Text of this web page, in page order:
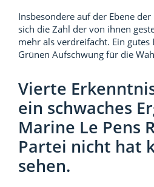
Insbesondere auf der Ebene
sich die Zahl der von ihnen
mehr als verdreifacht. Ein gutes
Grünen Aufschwung für die
Vierte
ein schwaches
Marine Le Pens
Partei nicht hat
sehen.